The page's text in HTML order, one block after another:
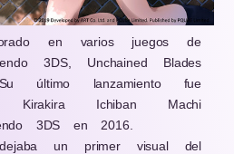
en varios juegos de
3DS, Unchained Blades
último lanzamiento fue
Kirakira Ichiban Machi
3DS en 2016.
un primer visual del